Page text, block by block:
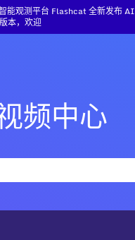
能观测平台 Flashcat 全新发布 AI
本，欢迎
频中心